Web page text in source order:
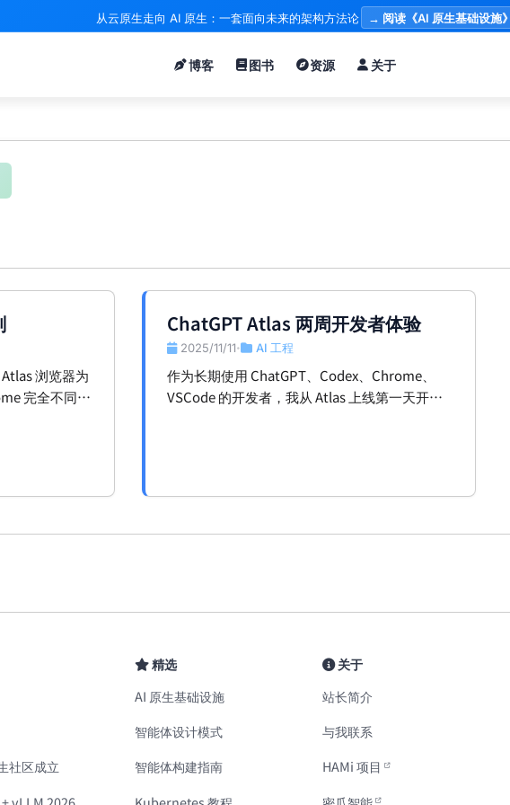
从云原生走向 AI 原生：一套面向未来的架构方法论 → 阅读《AI 原生基础设施
博客 图书 资源 关于
浏览器为
完全不同，
ChatGPT Atlas 两周开发者体验
2025/11/11 • AI 工程
作为长期使用 ChatGPT、Codex、Chrome、
VSCode 的开发者，我从 Atlas 上线第一天开始
社区成立
精选
AI 原生基础设施
智能体设计模式
智能体构建指南
关于
站长简介
与我联系
HAMi 项目